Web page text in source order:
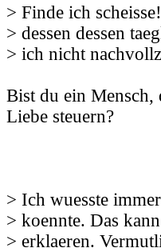
> Finde ich
> dessen dessen
> ich nicht
Bist du ein Mensch,
Liebe steuern?
> Ich wuesste
> koennte. Das
> erklaeren.